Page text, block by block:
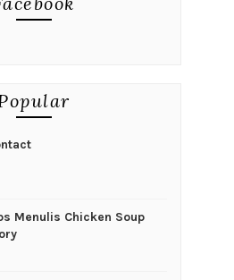
Menulis Chicken Soup